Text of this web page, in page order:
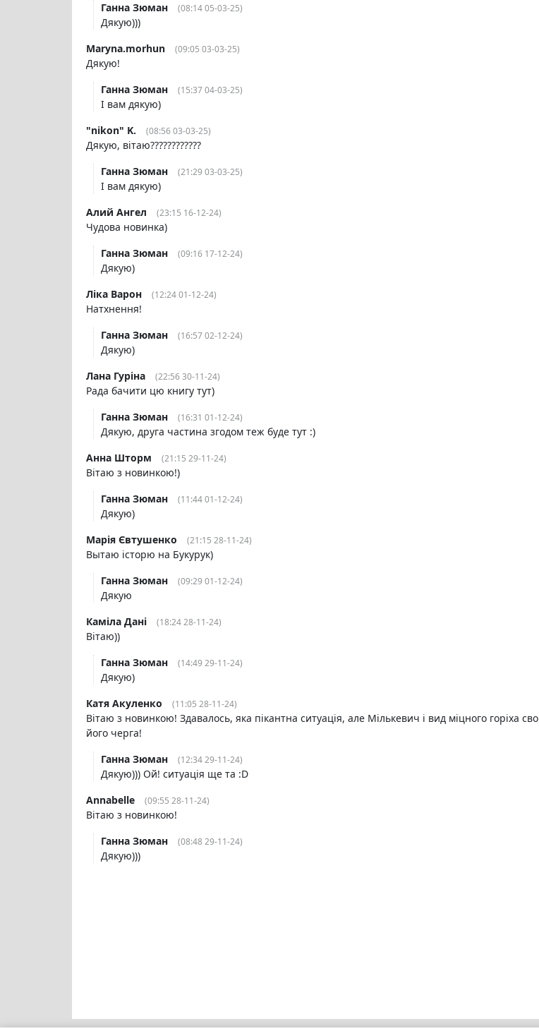
Ганна Зюман
(08:14 05-03-25)
Дякую)))
Maryna.morhun
(09:05 03-03-25)
Дякую!
Ганна Зюман
(15:37 04-03-25)
І вам дякую)
"nikon" K.
(08:56 03-03-25)
Дякую, вітаю????????????
Ганна Зюман
(21:29 03-03-25)
І вам дякую)
Алий Ангел
(23:15 16-12-24)
Чудова новинка)
Ганна Зюман
(09:16 17-12-24)
Дякую)
Ліка Варон
(12:24 01-12-24)
Натхнення!
Ганна Зюман
(16:57 02-12-24)
Дякую)
Лана Гуріна
(22:56 30-11-24)
Рада бачити цю книгу тут)
Ганна Зюман
(16:31 01-12-24)
Дякую, друга частина згодом теж буде тут :)
Анна Шторм
(21:15 29-11-24)
Вітаю з новинкою!)
Ганна Зюман
(11:44 01-12-24)
Дякую)
Марія Євтушенко
(21:15 28-11-24)
Вытаю історю на Букурук)
Ганна Зюман
(09:29 01-12-24)
Дякую
Каміла Дані
(18:24 28-11-24)
Вітаю))
Ганна Зюман
(14:49 29-11-24)
Дякую)
Катя Акуленко
(11:05 28-11-24)
Вітаю з новинкою! Здавалось, яка пікантна ситуація, але Мількевич і вид міцного горіха
його черга!
Ганна Зюман
(12:34 29-11-24)
Дякую))) Ой! ситуація ще та :D
Annabelle
(09:55 28-11-24)
Вітаю з новинкою!
Ганна Зюман
(08:48 29-11-24)
Дякую)))